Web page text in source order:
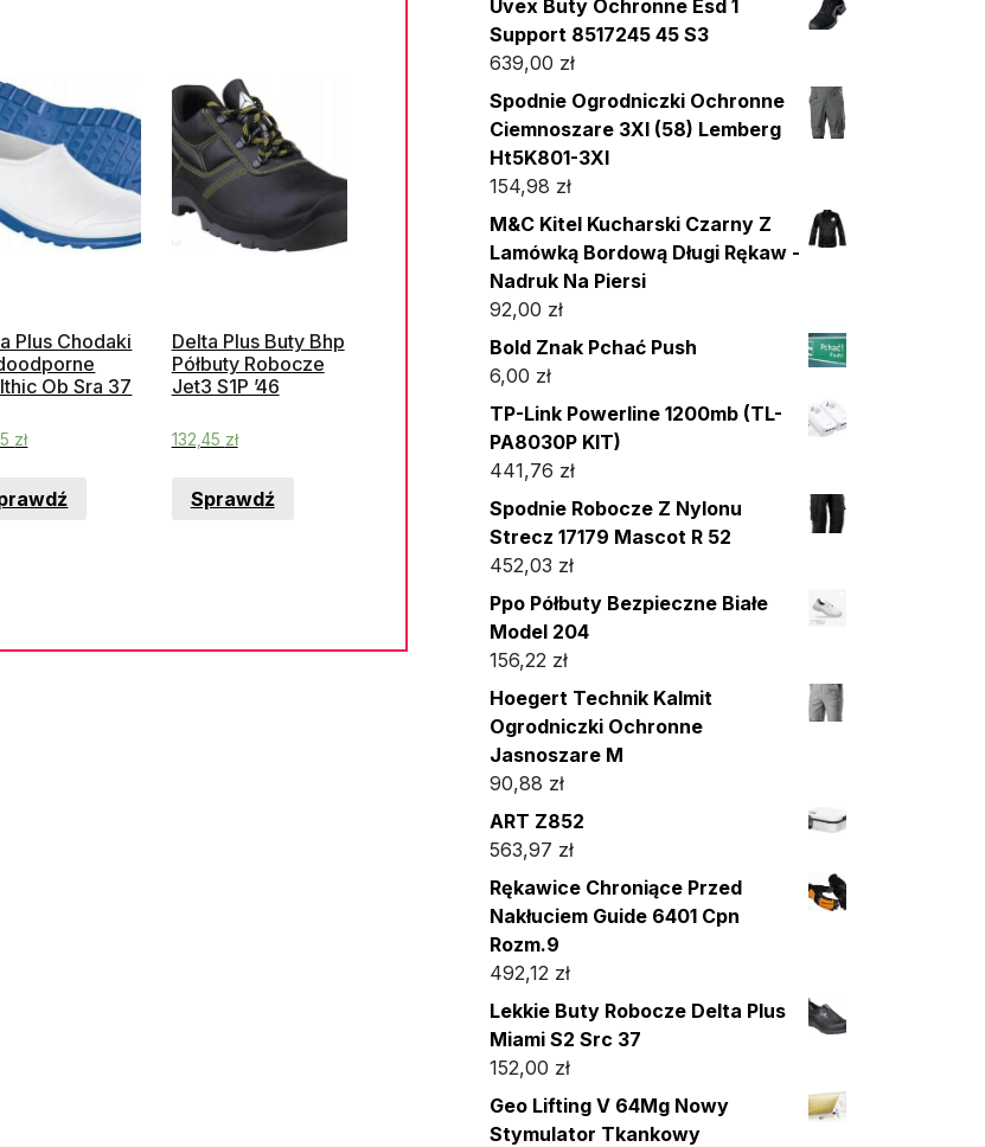
Plus Chodaki
Ob Sra 37
zł
Delta Plus Buty Bhp
Półbuty Robocze
Jet3 S1P ’46
132,45 zł
Sprawdź
Uvex Buty Ochronne Esd 1
Support 8517245 45 S3
639,00 zł
Spodnie Ogrodniczki Ochronne
Ciemnoszare 3Xl (58) Lemberg
Ht5K801-3Xl
154,98 zł
M&C Kitel Kucharski Czarny Z
Lamówką Bordową Długi Rękaw -
Nadruk Na Piersi
92,00 zł
Bold Znak Pchać Push
6,00 zł
TP-Link Powerline 1200mb (TL-
PA8030P KIT)
441,76 zł
Spodnie Robocze Z Nylonu
Strecz 17179 Mascot R 52
452,03 zł
Ppo Półbuty Bezpieczne Białe
Model 204
156,22 zł
Hoegert Technik Kalmit
Ogrodniczki Ochronne
Jasnoszare M
90,88 zł
ART Z852
563,97 zł
Rękawice Chroniące Przed
Nakłuciem Guide 6401 Cpn
Rozm.9
492,12 zł
Lekkie Buty Robocze Delta Plus
Miami S2 Src 37
152,00 zł
Geo Lifting V 64Mg Nowy
Stymulator Tkankowy